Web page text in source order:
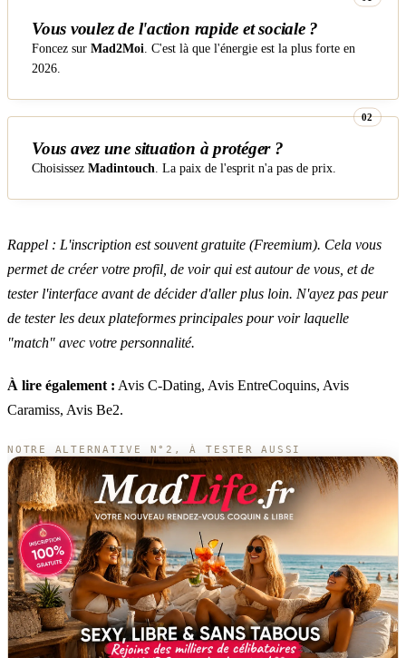
Vous voulez de l'action rapide et sociale ?
Foncez sur Mad2Moi . C'est là que l'énergie est la plus forte en
2026.
Vous avez une situation à protéger ?
Choisissez Madintouch . La paix de l'esprit n'a pas de prix.
Rappel : L'inscription est souvent gratuite (Freemium). Cela vous
permet de créer votre profil, de voir qui est autour de vous, et de
tester l'interface avant de décider d'aller plus loin. N'ayez pas peur
de tester les deux plateformes principales pour voir laquelle
"match" avec votre personnalité.
À lire également : Avis C-Dating, Avis EntreCoquins, Avis
Caramiss, Avis Be2.
NOTRE ALTERNATIVE N°2, À TESTER AUSSI